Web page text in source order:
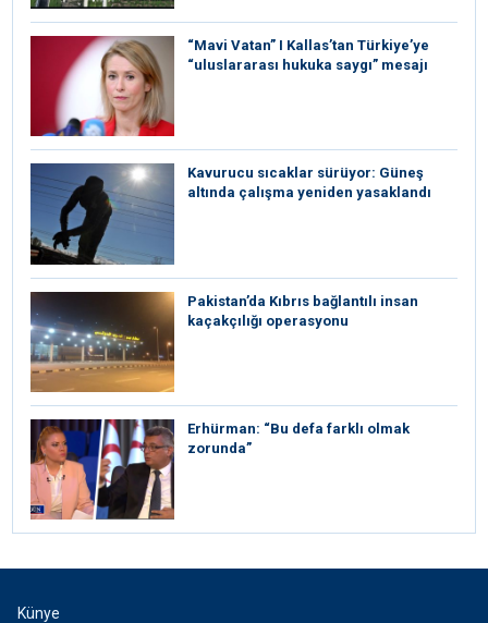
“Mavi Vatan” I Kallas’tan Türkiye’ye
“uluslararası hukuka saygı” mesajı
Kavurucu sıcaklar sürüyor: Güneş
altında çalışma yeniden yasaklandı
Pakistan’da Kıbrıs bağlantılı insan
kaçakçılığı operasyonu
Erhürman: “Bu defa farklı olmak
zorunda”
Künye